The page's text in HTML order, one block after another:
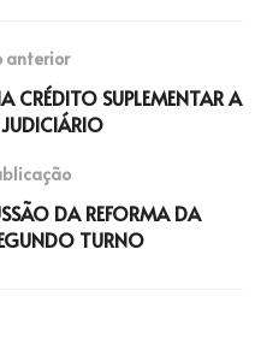
anterior
CRÉDITO SUPLEMENTAR A
DA REFORMA DA
TURNO